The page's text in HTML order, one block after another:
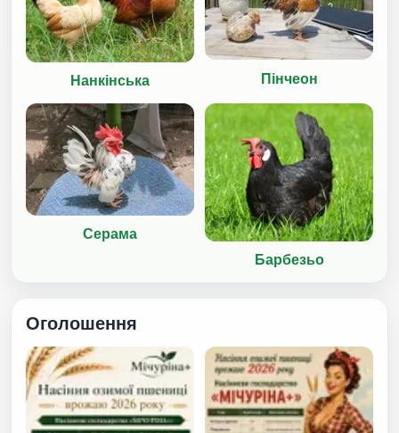
Нанкінська Пінчеон
Серама
Барбезьо
Оголошення